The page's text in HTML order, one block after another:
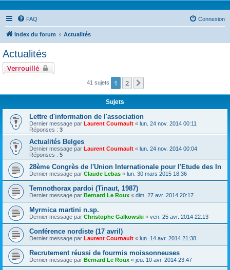
FAQ Connexion
Index du forum Actualités
Actualités
Verrouillé
41 sujets 1 2
Sujets
Lettre d'information de l'association
Dernier message par Laurent Cournault « lun. 24 nov. 2014 00:11
Réponses : 3
Actualités Belges
Dernier message par Laurent Cournault « lun. 24 nov. 2014 00:04
Réponses : 5
28ème Congrès de l'Union Internationale pour l'Etude des In
Dernier message par Claude Lebas « lun. 30 mars 2015 18:36
Temnothorax pardoi (Tinaut, 1987)
Dernier message par Bernard Le Roux « dim. 27 avr. 2014 20:17
Myrmica martini n.sp.
Dernier message par Christophe Galkowski « ven. 25 avr. 2014 22:13
Conférence nordiste (17 avril)
Dernier message par Laurent Cournault « lun. 14 avr. 2014 21:38
Recrutement réussi de fourmis moissonneuses
Dernier message par Bernard Le Roux « jeu. 10 avr. 2014 23:47